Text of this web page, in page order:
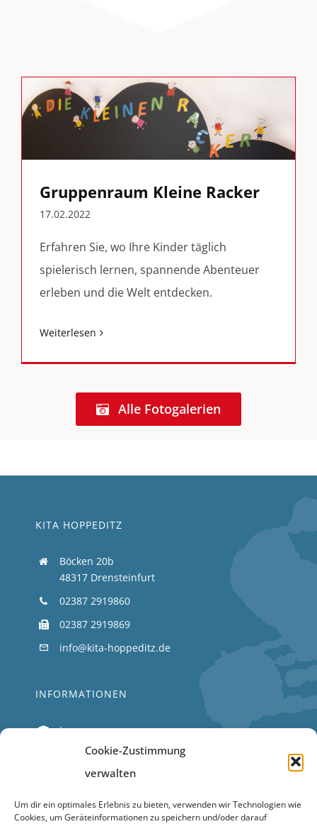
Cookie-Zustimmung
verwalten
Um dir ein optimales Erlebnis zu bieten, verwenden wir Technologien wie
Cookies, um Geräteinformationen zu speichern und/oder darauf
Gruppenraum Kleine Racker
17.02.2022
Erfahren Sie, wo Ihre Kinder täglich
spielerisch lernen, spannende Abenteuer
erleben und die Welt entdecken.
Weiterlesen
Alle Fotogalerien
KITA HOPPEDITZ
Böcken 20b
48317 Drensteinfurt
02387 2919860
02387 2919869
info@kita-hoppeditz.de
INFORMATIONEN
Impressum
Datenschutz
SERVICE